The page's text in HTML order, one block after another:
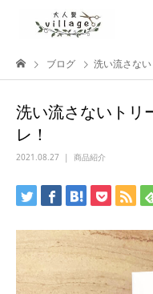
ブログ 洗い流さな
洗い流さないトリ
レ！
2021.08.27 商品紹介